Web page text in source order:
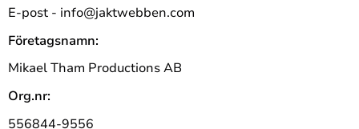
E-post - info@jaktwebben.com
Företagsnamn:
Mikael Tham Productions AB
Org.nr:
556844-9556